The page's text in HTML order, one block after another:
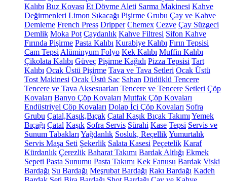
Kalıbı Buz Kovası Et Dövme Aleti Sarma Makinesi Kahve
Değirmenleri Limon Sıkacağı Pişirme Grubu Çay ve Kahve
Demleme French Press Dripper Chemex Cezve Çay Süzgeci
Demlik Moka Pot Çaydanlık Kahve Filtresi Sifon Kahve
Fırında Pişirme Pasta Kalıbı Kurabiye Kalıbı Fırın Tepsisi
Cam Tepsi Alüminyum Folyo Kek Kalıbı Muffin Kalıbı
Çikolata Kalıbı Güveç Pişirme Kağıdı Pizza Tepsisi Tart
Kalıbı Ocak Üstü Pişirme Tava ve Tava Setleri Ocak Üstü
Tost Makinesi Ocak Üstü Sac Sahan Düdüklü Tencere
Tencere ve Tava Aksesuarları Tencere ve Tencere Setleri Çöp
Kovaları Banyo Çöp Kovaları Mutfak Çöp Kovaları
Endüstriyel Çöp Kovaları Dolap İçi Çöp Kovaları Sofra
Grubu Çatal,Kaşık,Bıçak Çatal Kaşık Bıçak Takımı Yemek
Bıçağı Çatal Kaşık Sofra Servis Sürahi Kase Tepsi Servis ve
Sunum Tabakları Yağdanlık Sosluk, ReçellikYumurtalık
Servis Maşa Seti Şekerlik Salata Kasesi Peçetelik Karaf
Kürdanlık Çerezlik Baharat Takımı Bardak Altlığı Ekmek
Sepeti Pasta Sunumu Pasta Takımı Kek Fanusu Bardak Viski
Bardağı Su Bardağı Meşrubat Bardağı Rakı Bardağı Kadeh